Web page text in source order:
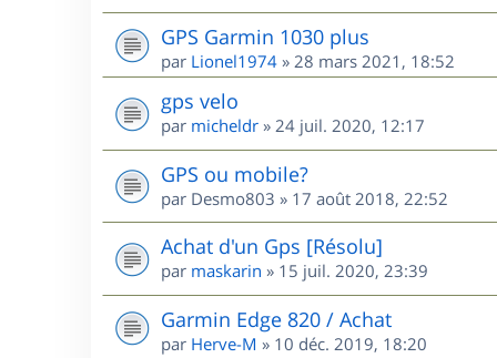
GPS Garmin 1030 plus
par Lionel1974 » 28 mars 2021, 18:52
gps velo
par micheldr » 24 juil. 2020, 12:17
GPS ou mobile?
par Desmo803 » 17 août 2018, 22:52
Achat d'un Gps [Résolu]
par maskarin » 15 juil. 2020, 23:39
Garmin Edge 820 / Achat
par Herve-M » 10 déc. 2019, 18:20